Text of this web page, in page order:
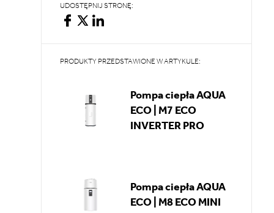
UDOSTĘPNIJ STRONĘ:
PRODUKTY PRZEDSTAWIONE W ARTYKULE:
Pompa ciepła AQUA
ECO | M7 ECO
INVERTER PRO
Pompa ciepła AQUA
ECO | M8 ECO MINI